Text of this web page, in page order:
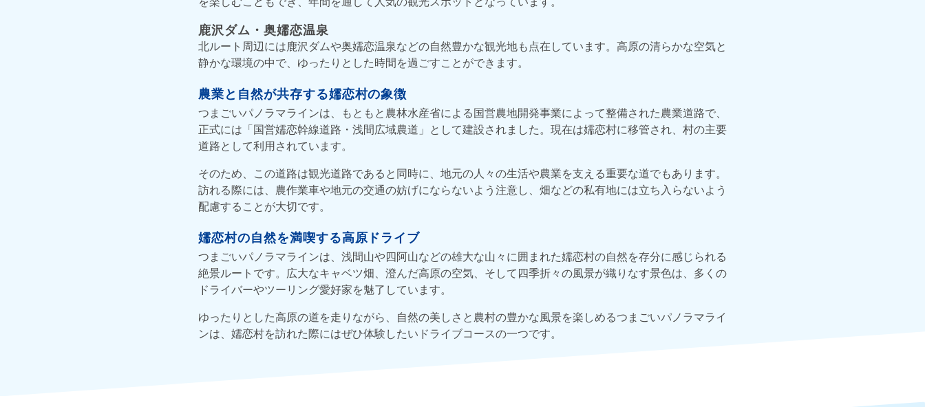
鹿沢ダム・奥嬬恋温泉
北ルート周辺には鹿沢ダムや奥嬬恋温泉などの自然豊かな観光地も点在しています。高原の清らかな空気と
静かな環境の中で、ゆったりとした時間を過ごすことができます。
農業と自然が共存する嬬恋村の象徴
つまごいパノラマラインは、もともと農林水産省による国営農地開発事業によって整備された農業道路で、
正式には「国営嬬恋幹線道路・浅間広域農道」として建設されました。現在は嬬恋村に移管され、村の主要
道路として利用されています。
そのため、この道路は観光道路であると同時に、地元の人々の生活や農業を支える重要な道でもあります。
訪れる際には、農作業車や地元の交通の妨げにならないよう注意し、畑などの私有地には立ち入らないよう
配慮することが大切です。
嬬恋村の自然を満喫する高原ドライブ
つまごいパノラマラインは、浅間山や四阿山などの雄大な山々に囲まれた嬬恋村の自然を存分に感じられる
絶景ルートです。広大なキャベツ畑、澄んだ高原の空気、そして四季折々の風景が織りなす景色は、多くの
ドライバーやツーリング愛好家を魅了しています。
ゆったりとした高原の道を走りながら、自然の美しさと農村の豊かな風景を楽しめるつまごいパノラマライ
ンは、嬬恋村を訪れた際にはぜひ体験したいドライブコースの一つです。